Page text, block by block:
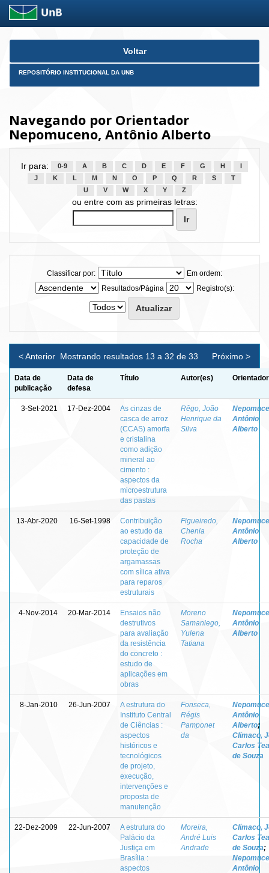
Skip
Voltar
REPOSITÓRIO INSTITUCIONAL DA UNB
Navegando por Orientador
Nepomuceno, Antônio Alberto
Ir para: 0-9 A B C D E F G H
J
K L M N O P Q R S
T
U
V W X Y Z
ou entre com as primeiras letras:
Classificar por:
Em ordem:
Resultados/Página
Registro(s):
Mostrando resultados 13 a 32 de 33
< Anterior Próximo >
Data de
publicação
Data de
defesa
Título Autor(es)
3-Set-2021 17-Dez-2004
As cinzas de
casca de arroz
(CCAS) amorfa
e cristalina
como adição
mineral ao
cimento :
aspectos da
microestrutura
das pastas
Rêgo, João
Henrique da
Silva
Antônio
Alberto
13-Abr-2020 16-Set-1998
Contribuição
ao estudo da
capacidade de
proteção de
argamassas
com sílica ativa
para reparos
estruturais
Figueiredo,
Chenia
Rocha
Antônio
Alberto
4-Nov-2014 20-Mar-2014
Ensaios não
destrutivos
para avaliação
da resistência
do concreto :
estudo de
aplicações em
obras
Moreno
Samaniego,
Yulena
Tatiana
Antônio
Alberto
8-Jan-2010 26-Jun-2007
A estrutura do
Instituto Central
de Ciências :
aspectos
históricos e
tecnológicos
de projeto,
execução,
intervenções e
proposta de
manutenção
Fonseca,
Régis
Pamponet
da
Antônio
Alberto;
Clímaco,
Carlos
de Souza
22-Dez-2009 22-Jun-2007
A estrutura do
Palácio da
Justiça em
Brasília :
aspectos
Moreira,
André Luis
Andrade
Clímaco,
Carlos
de Souza;
Antônio